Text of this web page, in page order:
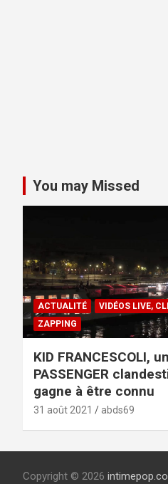
You may Missed
ACTUALITÉ
VIDÉOS LIVE,
ZAPPING
KID FRANCESCOLI, un
PASSENGER
gagne à être connu
31 août 2021 abds69
Copyright © 2026